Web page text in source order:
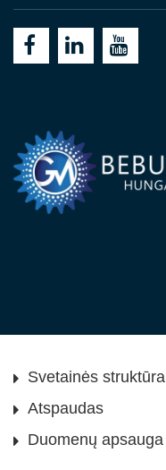
Svetainės struktūra
Atspaudas
Duomenų apsauga